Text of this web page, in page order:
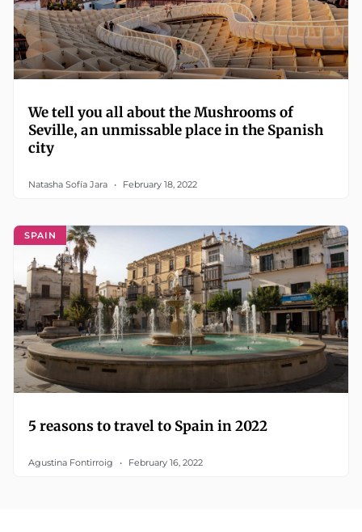
We tell you all about the Mushrooms of
Seville, an unmissable place in the Spanish
city
Natasha Sofía Jara February 18, 2022
SPAIN
5 reasons to travel to Spain in 2022
Agustina Fontirroig February 16, 2022